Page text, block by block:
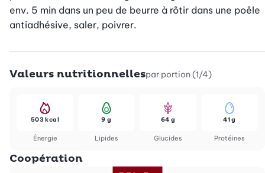
env. 5 min dans un peu de beurre à rôtir dans une poêle
antiadhésive, saler, poivrer.
Valeurs nutritionnellespar portion (1/4)
Énergie
503 kcal
Lipides
9 g
Glucides
64 g
Protéines
41 g
Coopération